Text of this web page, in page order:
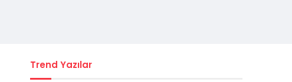
Trend Yazılar